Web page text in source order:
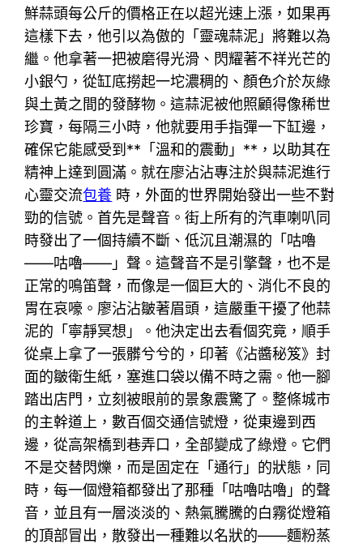
鮮蒜頭每公斤的價格正在以超光速上漲，如果再
這樣下去，他引以為傲的「靈魂蒜泥」將難以為
繼。他拿著一把被磨得光滑、閃耀著不祥光芒的
小銀勺，從缸底撈起一坨濃稠的、顏色介於灰綠
與土黃之間的發酵物。這蒜泥被他照顧得像稀世
珍寶，每隔三小時，他就要用手指彈一下缸邊，
確保它能感受到**「溫和的震動」**，以助其在
精神上達到圓滿。就在廖沾沾專注於與蒜泥進行
心靈交流包養 時，外面的世界開始發出一些不對
勁的信號。首先是聲音。街上所有的汽車喇叭同
時發出了一個持續不斷、低沉且潮濕的「咕嚕
——咕嚕——」聲。這聲音不是引擎聲，也不是
正常的鳴笛聲，而像是一個巨大的、消化不良的
胃在哀嚎。廖沾沾皺著眉頭，這嚴重干擾了他蒜
泥的「寧靜冥想」。他決定出去看個究竟，順手
從桌上拿了一張髒兮兮的，印著《沾醬秘笈》封
面的皺衛生紙，塞進口袋以備不時之需。他一腳
踏出店門，立刻被眼前的景象震驚了。整條城市
的主幹道上，數百個交通信號燈，從東邊到西
邊，從高架橋到巷弄口，全部變成了綠燈。它們
不是交替閃爍，而是固定在「通行」的狀態，同
時，每一個燈箱都發出了那種「咕嚕咕嚕」的聲
音，並且有一層淡淡的、熱氣騰騰的白霧從燈箱
的頂部冒出，散發出一種難以名狀的——麵粉蒸